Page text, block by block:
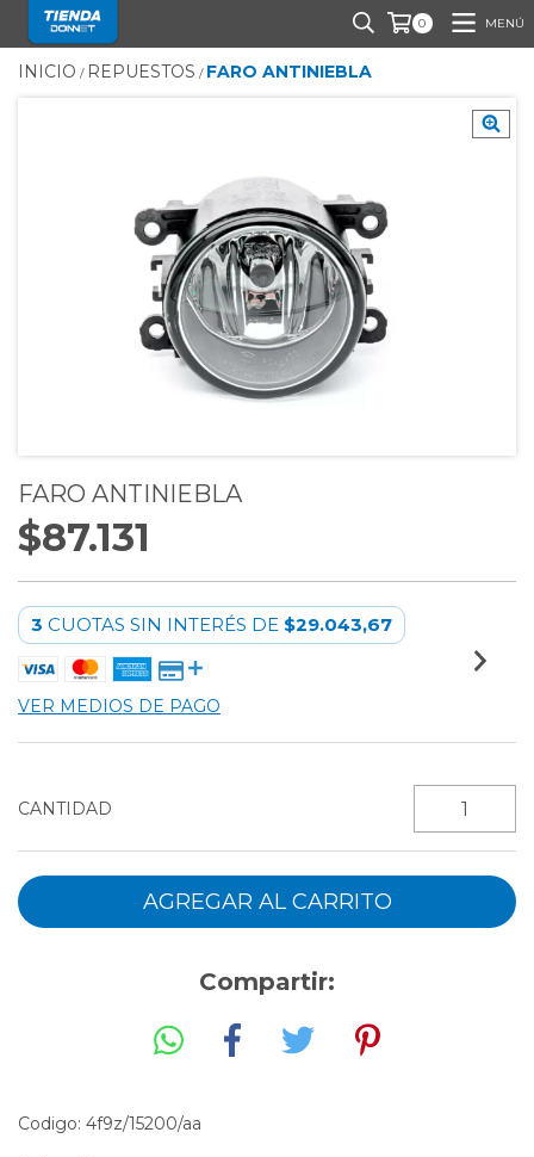
0 MENÚ
INICIO / REPUESTOS / FARO ANTINIEBLA
FARO ANTINIEBLA
$87.131
3 CUOTAS SIN INTERÉS DE $29.043,67
VER MEDIOS DE PAGO
CANTIDAD
Compartir:
Codigo: 4f9z/15200/aa